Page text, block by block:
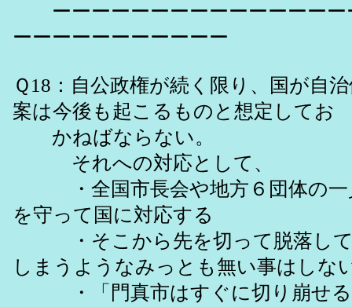
ーーーーーーーーーーーーーーー
ーーーーーーーーーーー
Ｑ18：自公政権が続く限り、国が自
案は今後も起こるものと想定してお
かねばならない。
それへの対応として、
・全国市長会や地方６団体の一
を守って国に対応する
・そこから先を切って脱落して
しまうようなみっとも無い事はしな
・「門真市はすぐに切り崩せる